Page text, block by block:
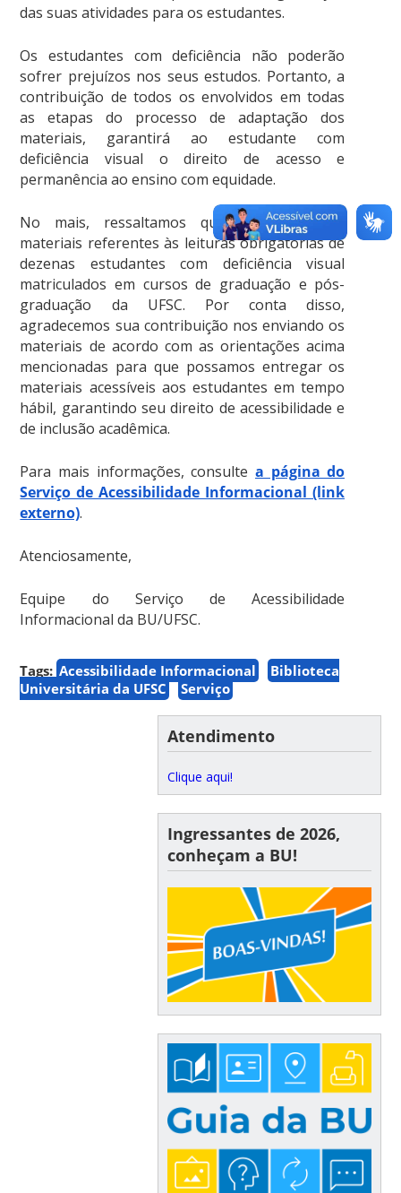
das suas atividades para os estudantes.
Os estudantes com deficiência não poderão
sofrer prejuízos nos seus estudos. Portanto, a
contribuição de todos os envolvidos em todas
as etapas do processo de adaptação dos
materiais, garantirá ao estudante com
deficiência visual o direito de acesso e
permanência ao ensino com equidade.
No mais, ressaltamos que recebemos os
materiais referentes às leituras obrigatórias de
dezenas estudantes com deficiência visual
matriculados em cursos de graduação e pós-
graduação da UFSC. Por conta disso,
agradecemos sua contribuição nos enviando os
materiais de acordo com as orientações acima
mencionadas para que possamos entregar os
materiais acessíveis aos estudantes em tempo
hábil, garantindo seu direito de acessibilidade e
de inclusão acadêmica.
Para mais informações, consulte a página do
Serviço de Acessibilidade Informacional (link
externo).
Atenciosamente,
Equipe do Serviço de Acessibilidade
Informacional da BU/UFSC.
Tags: Acessibilidade Informacional
Biblioteca
Universitária da UFSC
Serviço
Atendimento
Clique aqui!
Ingressantes de 2026,
conheçam a BU!